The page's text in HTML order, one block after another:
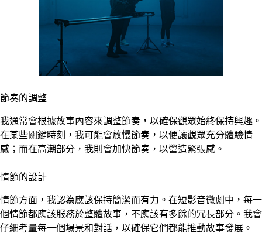
節奏的調整
我通常會根據故事內容來調整節奏，以確保觀眾始終保持興趣。
在某些關鍵時刻，我可能會放慢節奏，以便讓觀眾充分體驗情
感；而在高潮部分，我則會加快節奏，以營造緊張感。
情節的設計
情節方面，我認為應該保持簡潔而有力。在短影音微劇中，每一
個情節都應該服務於整體故事，不應該有多餘的冗長部分。我會
仔細考量每一個場景和對話，以確保它們都能推動故事發展。